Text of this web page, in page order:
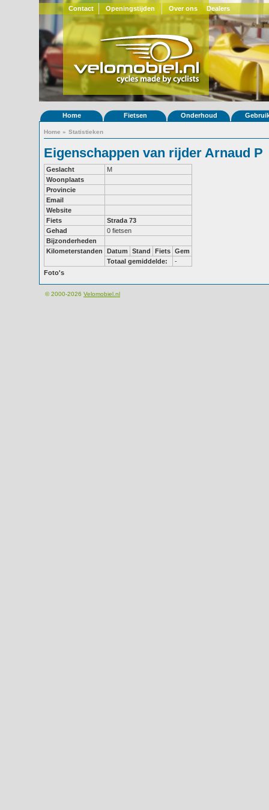
Contact Openingstijden Over ons Dealers
Home Fietsen Onderhoud
Home » Statistieken
Eigenschappen van rijder Arnaud P
Geslacht
M
Woonplaats
Provincie
Email
Website
Fiets
Strada 73
Gehad
0 fietsen
Bijzonderheden
Kilometerstanden
Datum Stand Fiets Gem
Totaal gemiddelde:
-
Foto's
© 2000-2026 Velomobiel.nl